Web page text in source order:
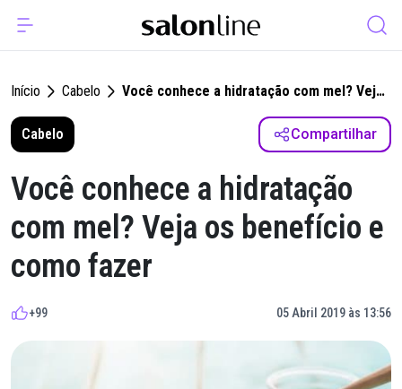
Início Cabelo
Você conhece a hidratação com mel? Veja
os benefício e como fazer
Cabelo
Compartilhar
Você conhece a hidratação
com mel? Veja os benefício e
como fazer
+99 05 Abril 2019 às 13:56